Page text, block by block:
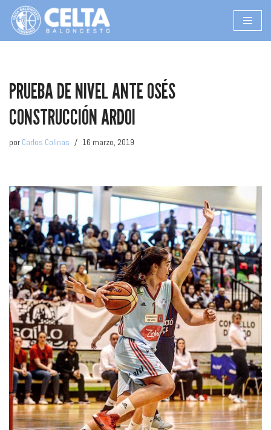
Saltar
PRUEBA DE NIVEL ANTE OSÉS
CONSTRUCCIÓN ARDOI
por Carlos Colinas 16 marzo, 2019